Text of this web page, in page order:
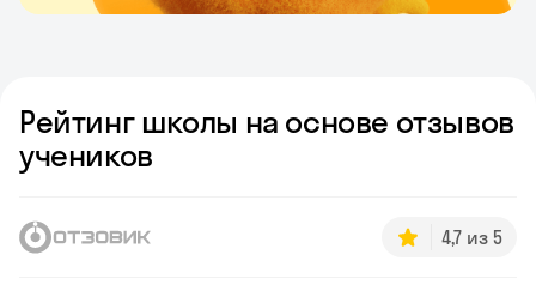
Рейтинг школы на основе отзывов
учеников
4,7 из 5